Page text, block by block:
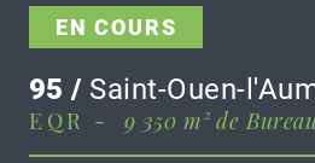
EN COURS
95 / Saint-Ouen-
EQR - 9 350 m² de